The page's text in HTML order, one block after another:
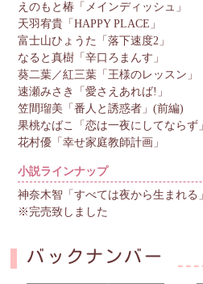
えのもと椿「メインディッシュ」
天羽宥貴「HAPPY PLACE」
富士山ひょうた「落下速度2」
なると真樹「辛口ろまんす」
葵二葉／紅三葉「王様のレッスン」
速瀬みさき「愛さえあれば!」
笠間瑠美「番人と誘惑者」(前編)
果桃なばこ「恋は一夜にしてならず」
花村優「幸せ家庭教師計画」
小説ラインナップ
神奈木智「すべては夜から生まれる
※完売致しました
バックナンバー